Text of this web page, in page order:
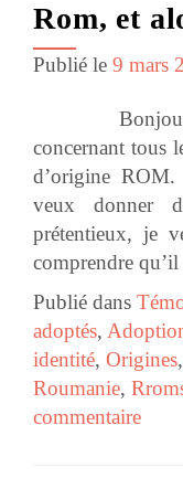
Rom, et
Publié le 9 mars
Bonjour, Je
concernant tous
d’origine
veux donner
prétentieux, je
comprendre qu’il
Publié dans
adoptés,
identité, Origines,
Roumanie,
commentaire